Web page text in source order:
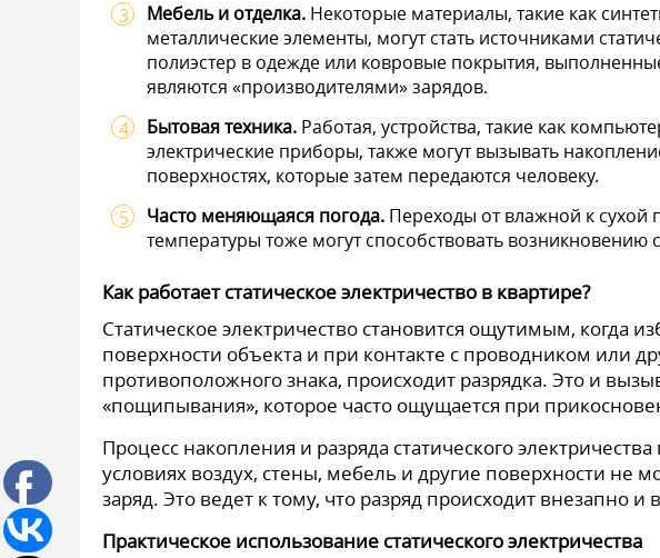
Мебель и отделка. Некоторые материалы, такие как
металлические элементы, могут стать источниками
полиэстер в одежде или ковровые покрытия,
являются «производителями» зарядов.
Бытовая техника. Работая, устройства, такие как
электрические приборы, также могут вызывать
поверхностях, которые затем передаются человеку.
Часто меняющаяся погода. Переходы от влажной к сухой
температуры тоже могут способствовать возникновению
Как работает статическое электричество в квартире?
Статическое электричество становится ощутимым, когда
поверхности объекта и при контакте с проводником или
противоположного знака, происходит разрядка. Это и
«пощипывания», которое часто ощущается при
Процесс накопления и разряда статического
условиях воздух, стены, мебель и другие поверхности не
заряд. Это ведет к тому, что разряд происходит внезапно
Практическое использование статического электричества